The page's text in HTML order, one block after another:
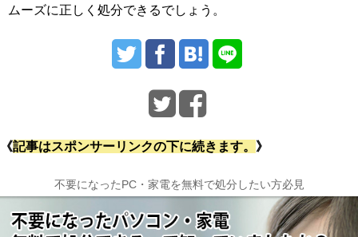
ムーズに正しく処分できるでしょう。
《記事はスポンサーリンクの下に続きます。 》
不要になったPC・家電を無料で処分したい方必見